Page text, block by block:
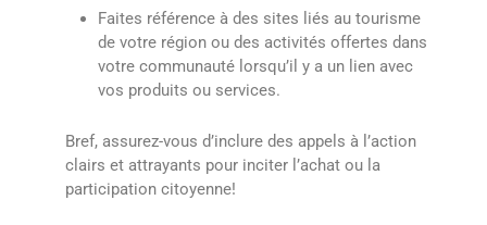
Faites référence à des sites liés au tourisme
de votre région ou des activités offertes dans
votre communauté lorsqu’il y a un lien avec
vos produits ou services.
Bref, assurez-vous d’inclure des appels à l’action
clairs et attrayants pour inciter l’achat ou la
participation citoyenne!